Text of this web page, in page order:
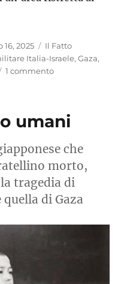
16, 2025 Categorie
Il Fatto
Italia-Israele,Gaza,
1 commentosu
Genocidio
umani
che
morto,
tragedia di
di Gaza